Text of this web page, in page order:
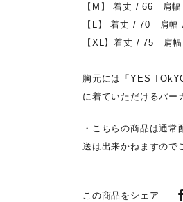
【M】 着丈 / 66 肩
【L】 着丈 / 70 肩
【XL】着丈 / 75 肩
胸元には「YES
に着ていただけるパー
・こちらの商品は通
送は出来かねますので
この商品をシェア